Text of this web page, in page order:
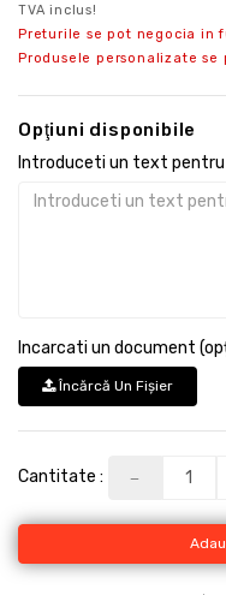
TVA inclus!
Preturile se pot negocia in
Produsele personalizate se
Opţiuni disponibile
Introduceti un text pentru
Incarcati un document
Încărcă Un Fişier
Cantitate :